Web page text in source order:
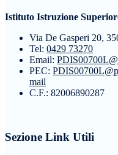
Istituto Istruzione
Via De Gasperi 20,
Tel: 0429 73270
Email:
PEC:
mail
C.F.: 82006890287
Sezione Link Utili